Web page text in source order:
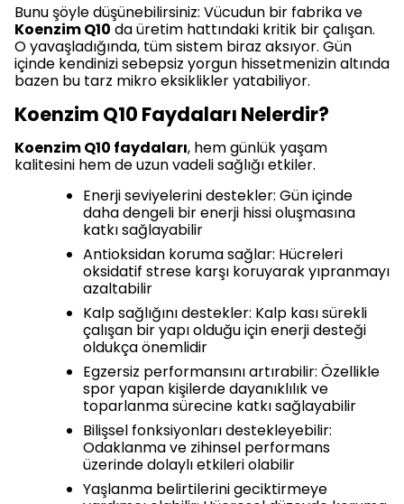
Bunu şöyle düşünebilirsiniz: Vücudun bir fabrika ve
Koenzim Q10 da üretim hattındaki kritik bir çalışan.
O yavaşladığında, tüm sistem biraz aksıyor. Gün
içinde kendinizi sebepsiz yorgun hissetmenizin altında
bazen bu tarz mikro eksiklikler yatabiliyor.
Koenzim Q10 Faydaları Nelerdir?
Koenzim Q10 faydaları, hem günlük yaşam
kalitesini hem de uzun vadeli sağlığı etkiler.
Enerji seviyelerini destekler: Gün içinde
daha dengeli bir enerji hissi oluşmasına
katkı sağlayabilir
Antioksidan koruma sağlar: Hücreleri
oksidatif strese karşı koruyarak yıpranmayı
azaltabilir
Kalp sağlığını destekler: Kalp kası sürekli
çalışan bir yapı olduğu için enerji desteği
oldukça önemlidir
Egzersiz performansını artırabilir: Özellikle
spor yapan kişilerde dayanıklılık ve
toparlanma sürecine katkı sağlayabilir
Bilişsel fonksiyonları destekleyebilir:
Odaklanma ve zihinsel performans
üzerinde dolaylı etkileri olabilir
Yaşlanma belirtilerini geciktirmeye